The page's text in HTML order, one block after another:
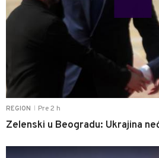
REGION Pre 2 h
Zelenski u Beogradu: Ukrajina